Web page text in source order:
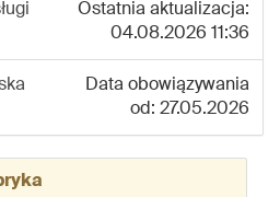
Ostatnia aktualizacja:
04.08.2026 11:36
Data obowiązywania
od: 27.05.2026